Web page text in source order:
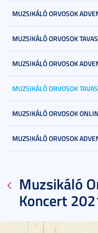
MUZSIKÁLÓ ORVOSOK
MUZSIKÁLÓ ORVOSOK
MUZSIKÁLÓ ORVOSOK
MUZSIKÁLÓ ORVOSOK
MUZSIKÁLÓ ORVOSOK
MUZSIKÁLÓ ORVOSOK
Muzsikáló
Koncert